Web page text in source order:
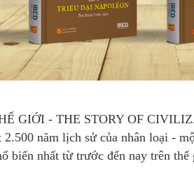
GIỚI - THE STORY OF
năm lịch sử của nhân loại -
biến nhất từ trước đến nay trên thế